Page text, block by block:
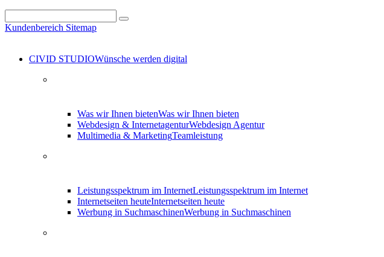
Kundenbereich Sitemap
CIVID STUDIOWünsche werden digital
Was wir Ihnen bietenWas wir Ihnen bieten
Webdesign & InternetagenturWebdesign Agentur
Multimedia & MarketingTeamleistung
Leistungsspektrum im InternetLeistungsspektrum im Internet
Internetseiten heuteInternetseiten heute
Werbung in SuchmaschinenWerbung in Suchmaschinen